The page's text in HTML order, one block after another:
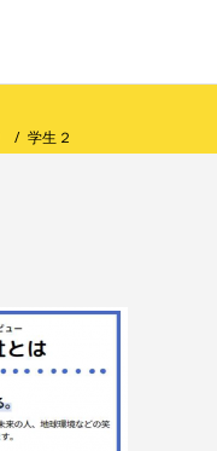
/ 学生２